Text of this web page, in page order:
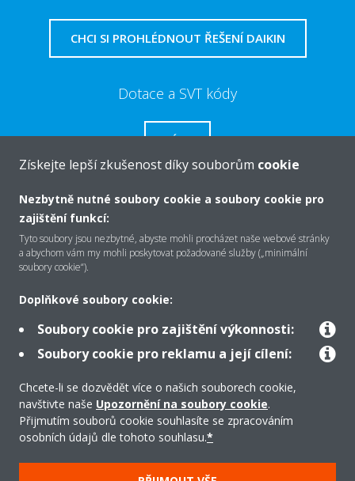
CHCI SI PROHLÉDNOUT ŘEŠENÍ DAIKIN
Dotace a SVT kódy
VÍCE
O společnosti Daikin
Řešení
Podpora
Produkty
Copyright © Daikin
Získejte lepší zkušenost díky souborům cookie
Nezbytně nutné soubory cookie a soubory cookie pro
zajištění funkcí:
Tyto soubory jsou nezbytné, abyste mohli procházet naše webové stránky
a abychom vám my mohli poskytovat požadované služby („minimální
soubory cookie“).
Doplňkové soubory cookie:
Soubory cookie pro zajištění výkonnosti:
Soubory cookie pro reklamu a její cílení:
Chcete-li se dozvědět více o našich souborech cookie,
navštivte naše Upozornění na soubory cookie.
Přijmutím souborů cookie souhlasíte se zpracováním
osobních údajů dle tohoto souhlasu.*